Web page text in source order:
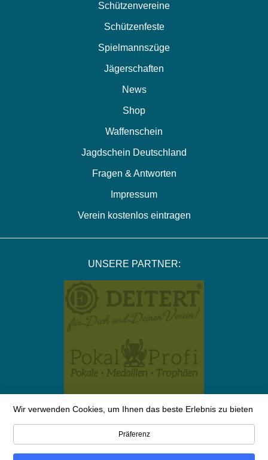
Schützenvereine
Schützenfeste
Spielmannszüge
Jägerschaften
News
Shop
Waffenschein
Jagdschein Deutschland
Fragen & Antworten
Impressum
Verein kostenlos eintragen
UNSERE PARTNER:
Wir verwenden Cookies, um Ihnen das beste Erlebnis zu bieten
Präferenz